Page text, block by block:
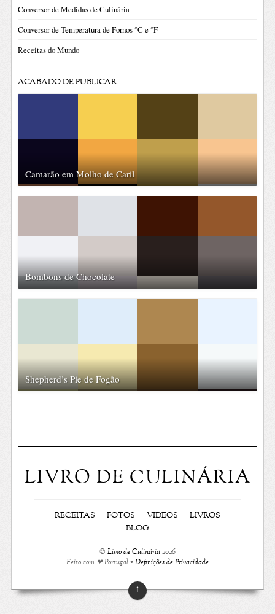
Conversor de Medidas de Culinária
Conversor de Temperatura de Fornos °C e °F
Receitas do Mundo
ACABADO DE PUBLICAR
Camarão em Molho de Caril
Bombons de Chocolate
Shepherd’s Pie de Fogão
LIVRO DE CULINÁRIA
RECEITAS FOTOS VIDEOS
LIVROS
BLOG
© Livro de Culinária2026
Feito com ❤ Portugal •Definições de Privacidade
↑